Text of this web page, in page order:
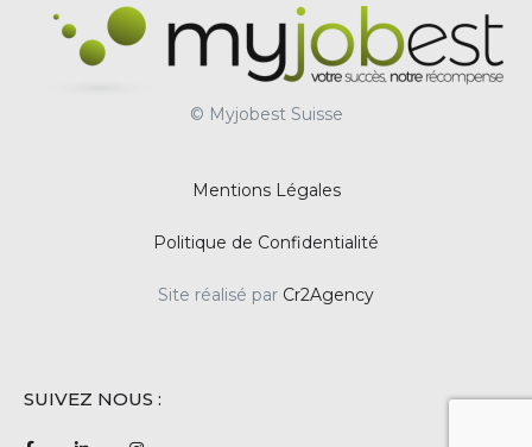
© Myjobest Suisse
Mentions Légales
Politique de Confidentialité
Site réalisé par Cr2Agency
SUIVEZ NOUS :